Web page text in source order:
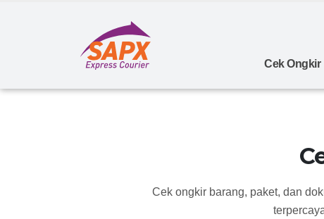
Cek Ongkir
Cek ongkir barang, paket, dan